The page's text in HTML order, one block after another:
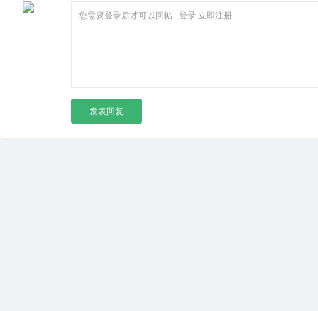
您需要登录后才可以回帖 登录 立即注册
发表回复